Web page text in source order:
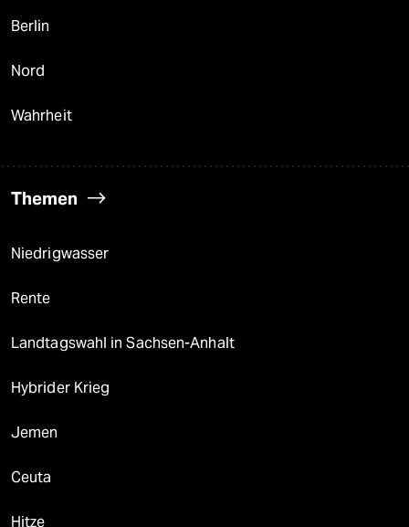
Berlin
Nord
Wahrheit
Themen
Niedrigwasser
Rente
Landtagswahl in Sachsen-Anhalt
Hybrider Krieg
Jemen
Ceuta
Hitze